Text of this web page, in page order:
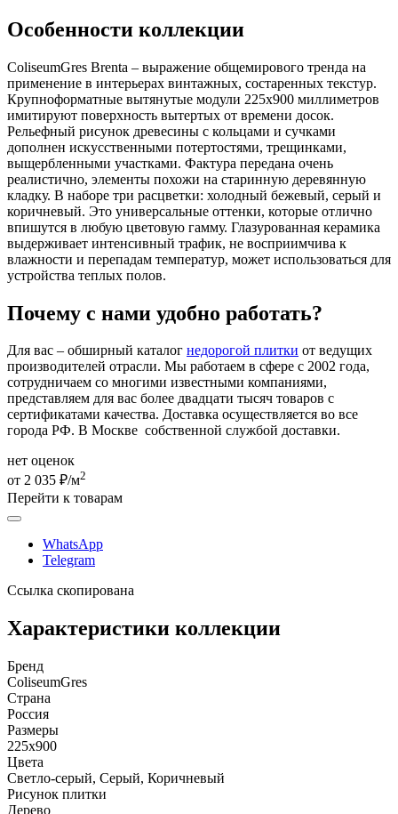
Особенности коллекции
ColiseumGres Brenta – выражение общемирового тренда на
применение в интерьерах винтажных, состаренных текстур.
Крупноформатные вытянутые модули 225x900 миллиметров
имитируют поверхность вытертых от времени досок.
Рельефный рисунок древесины с кольцами и сучками
дополнен искусственными потертостями, трещинками,
выщербленными участками. Фактура передана очень
реалистично, элементы похожи на старинную деревянную
кладку. В наборе три расцветки: холодный бежевый, серый и
коричневый. Это универсальные оттенки, которые отлично
впишутся в любую цветовую гамму. Глазурованная керамика
выдерживает интенсивный трафик, не восприимчива к
влажности и перепадам температур, может использоваться для
устройства теплых полов.
Почему с нами удобно работать?
Для вас – обширный каталог недорогой плитки от ведущих
производителей отрасли. Мы работаем в сфере с 2002 года,
сотрудничаем со многими известными компаниями,
представляем для вас более двадцати тысяч товаров с
сертификатами качества. Доставка осуществляется во все
города РФ. В Москве собственной службой доставки.
нет оценок
от 2 035 ₽/м2
Перейти к товарам
WhatsApp
Telegram
Ссылка скопирована
Характеристики коллекции
Бренд
ColiseumGres
Страна
Россия
Размеры
225x900
Цвета
Светло-серый, Серый, Коричневый
Рисунок плитки
Дерево